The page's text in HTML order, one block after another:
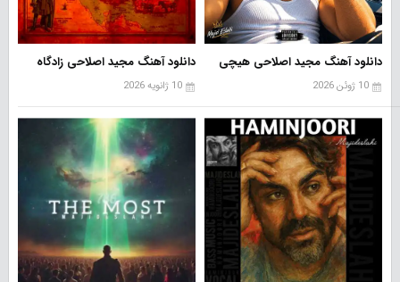
دانلود آهنگ مجید اصلاحی هیچی
10 ژوئن 2026
دانلود آهنگ مجید اصلاحی زادگاه
10 ژانویه 2026